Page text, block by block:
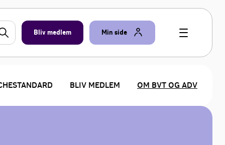
Bliv medlem Min side
BLIV MEDLEM OM BVT OG ADV